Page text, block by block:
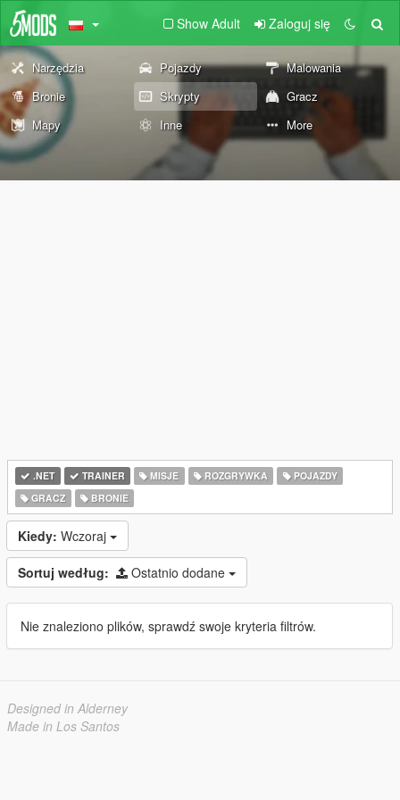
Show Adult Zaloguj się
Narzędzia Pojazdy
Malowania
Bronie
Skrypty
Gracz
Mapy
Inne More
.NET TRAINER MISJE ROZGRYWKA
POJAZDY
GRACZ
BRONIE
Kiedy: Wczoraj
Sortuj według: Ostatnio dodane
Nie znaleziono plików, sprawdź swoje kryteria filtrów.
Designed in Alderney
Made in Los Santos